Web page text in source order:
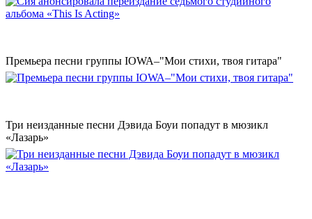
Премьера песни группы IOWA–"Мои стихи, твоя гитара"
Три неизданные песни Дэвида Боуи попадут в мюзикл
«Лазарь»